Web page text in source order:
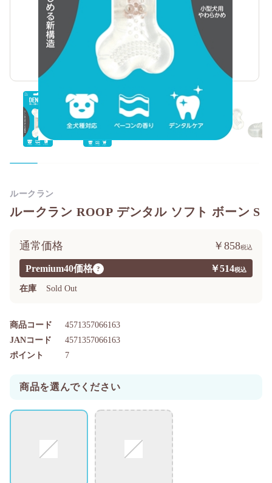
ルークラン ROOP デンタル ソフト ボーン S
Premium40価格 ? ￥514
通常価格 ￥858
在庫 Sold Out
商品コード 4571357066163
ポイント 7
JANコード 4571357066163
商品を選んでください
ルークラン